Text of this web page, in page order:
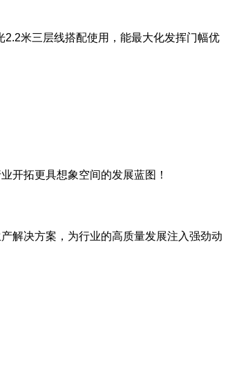
米三层线搭配使用，能最大化发挥门幅优
开拓更具想象空间的发展蓝图！
解决方案，为行业的高质量发展注入强劲动